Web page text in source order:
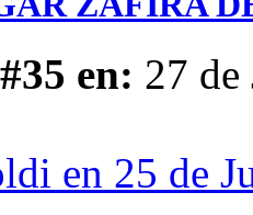
en: 27
en 25 de